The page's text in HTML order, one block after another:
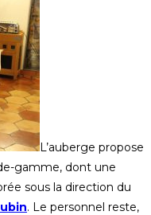
L’auberge propose
gamme, dont une
sous la direction du
. Le personnel reste,